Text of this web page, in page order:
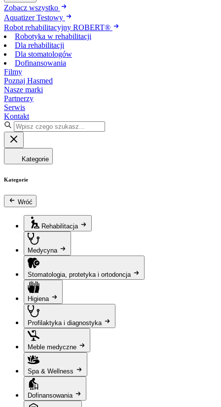
Zobacz wszystko
Aquatizer Testowy
Robot rehabilitacyjny ROBERT®
Robotyka w rehabilitacji
Dla rehabilitacji
Dla stomatologów
Dofinansowania
Filmy
Poznaj Hasmed
Nasze marki
Partnerzy
Serwis
Kontakt
Kategorie
Kategorie
Wróć
Rehabilitacja
Medycyna
Stomatologia, protetyka i ortodoncja
Higiena
Profilaktyka i diagnostyka
Meble medyczne
Spa & Wellness
Dofinansowania